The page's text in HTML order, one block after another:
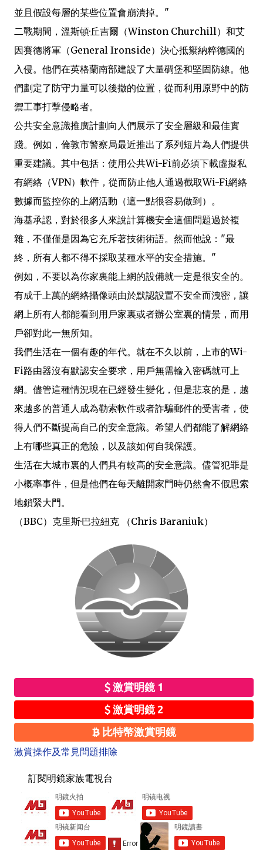
並且假設每層的某些位置會崩潰掉。"
二戰期間，溫斯頓·丘吉爾（Winston Churchill）和艾
因賽德將軍（General Ironside）決心抵禦納粹德國的
入侵。他們在英格蘭南部建設了大量碉堡和堅固防線。他
們劃定了防守力量可以後撤的位置，從而利用原野中的防
禦工事打擊侵略者。
公共安全意識推廣計劃向人們展示了安全層級和最佳實
踐。例如，倫敦市警察局最近推出了系列短片為人們提供
重要建議。其中包括：使用公共Wi-Fi前必須下載虛擬私
有網絡（VPN）軟件，從而防止他人通過截取Wi-Fi網絡
數據而監控你的上網活動（這一點很容易做到）。
海基承認，對於很多人來說計算機安全這個問題過於複
雜，不僅僅是因為它充斥著技術術語。然而他說："最
終，所有人都不得不採取某種水平的安全措施。"
例如，不要以為你家裏能上網的設備就一定是很安全的。
有成千上萬的網絡攝像頭由於默認設置不安全而洩密，讓
網上所有人都能看到用戶家裏或者辦公室裏的情景，而用
戶卻對此一無所知。
我們生活在一個有趣的年代。就在不久以前，上市的Wi-
Fi路由器沒有默認安全要求，用戶無需輸入密碼就可上
網。儘管這種情況現在已經發生變化，但是悲哀的是，越
來越多的普通人成為勒索軟件或者詐騙郵件的受害者，使
得人們不斷提高自己的安全意識。希望人們都能了解網絡
上有哪些真正的危險，以及該如何自我保護。
生活在大城市裏的人們具有較高的安全意識。儘管犯罪是
小概率事件，但是他們在每天離開家門時仍然會不假思索
地鎖緊大門。
（BBC）克里斯·巴拉紐克 （Chris Baraniuk）
激賞明鏡 1
激賞明鏡 2
比特幣激賞明鏡
激賞操作及常見問題排除
訂閱明鏡家族電視台